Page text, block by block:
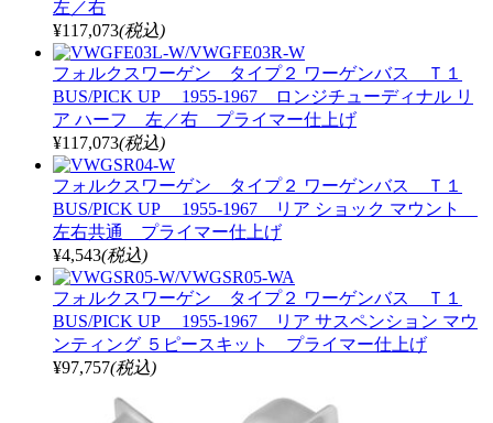
左／右
¥117,073(税込)
フォルクスワーゲン タイプ２ ワーゲンバス Ｔ１
BUS/PICK UP 1955-1967 ロンジチューディナル リ
ア ハーフ 左／右 プライマー仕上げ
¥117,073(税込)
フォルクスワーゲン タイプ２ ワーゲンバス Ｔ１
BUS/PICK UP 1955-1967 リア ショック マウント
左右共通 プライマー仕上げ
¥4,543(税込)
フォルクスワーゲン タイプ２ ワーゲンバス Ｔ１
BUS/PICK UP 1955-1967 リア サスペンション マウ
ンティング ５ピースキット プライマー仕上げ
¥97,757(税込)